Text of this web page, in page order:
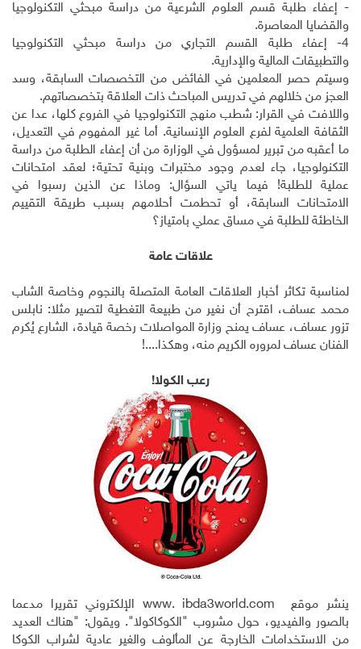
- إعفاء طلبة قسم العلوم الشرعية من دراسة مبحثي التكنولوجيا
والقضايا المعاصرة.
4- إعفاء طلبة القسم التجاري من دراسة مبحثي التكنولوجيا
والتطبيقات المالية والإدارية.
وسيتم حصر المعلمين في الفائض من التخصصات السابقة، وسد
العجز من خلالهم في تدريس المباحث ذات العلاقة بتخصصاتهم.
واللافت في القرار: شطب منهج التكنولوجيا في الفروع كلها، عدا عن
الثقافة العلمية لفرع العلوم الإنسانية. أما غير المفهوم في التعديل،
ما أعقبه من تبرير لمسؤول في الوزارة من أن إعفاء الطلبة من دراسة
التكنولوجيا، جاء لعدم وجود مختبرات وبنية تحتية؛ لعقد امتحانات
عملية للطلبة! فيما ياتي السؤال: وماذا عن الذين رسبوا في
الامتحانات السابقة، أو تحطمت أحلامهم بسبب طريقة التقييم
الخاطئة للطلبة في مساق عملي بامتياز؟
علاقات عامة
لمناسبة تكاثر أخبار العلاقات العامة المتصلة بالنجوم وخاصة الشاب
محمد عساف، اقترح أن نغير من طبيعة التغطية لتصير مثلا: نابلس
تزور عساف، عساف يمنح وزارة المواصلات رخصة قيادة، الشارع يُكرم
الفنان عساف لمروره الكريم منه، وهكذا....!
رعب الكولا!
ينشر موقع www. ibda3world.com الإلكتروني تقريرا مدعما
بالصور والفيديو، حول مشروب "الكوكاكولا". ويقول: "هناك العديد
من الاستخدامات الخارجة عن المألوف والغير عادية لشراب الكوكا